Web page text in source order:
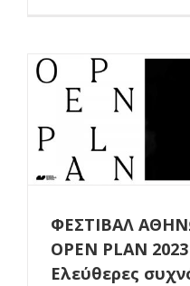
ΦΕΣΤΙΒΑΛ
OPEN PLAN
Ελεύθερες